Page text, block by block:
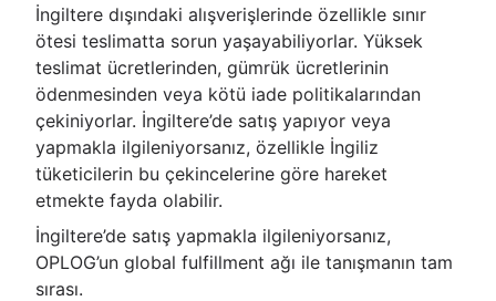
İngiltere dışındaki alışverişlerinde özellikle sınır
ötesi teslimatta sorun yaşayabiliyorlar. Yüksek
teslimat ücretlerinden, gümrük ücretlerinin
ödenmesinden veya kötü iade politikalarından
çekiniyorlar. İngiltere’de satış yapıyor veya
yapmakla ilgileniyorsanız, özellikle İngiliz
tüketicilerin bu çekincelerine göre hareket
etmekte fayda olabilir.
İngiltere’de satış yapmakla ilgileniyorsanız,
OPLOG’un global fulfillment ağı ile tanışmanın tam
sırası.